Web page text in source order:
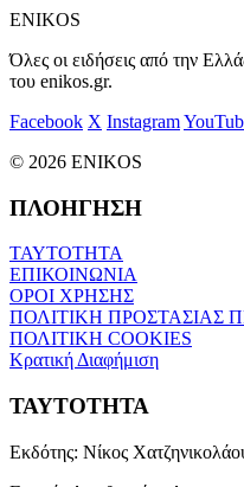
ENIKOS
Όλες οι ειδήσεις από την
του enikos.gr.
Facebook X Instagram
© 2026 ENIKOS
ΠΛΟΗΓΗΣΗ
ΤΑΥΤΟΤΗΤΑ
ΕΠΙΚΟΙΝΩΝΙΑ
ΟΡΟΙ ΧΡΗΣΗΣ
ΠΟΛΙΤΙΚΗ ΠΡΟΣΤΑΣΙΑΣ
ΠΟΛΙΤΙΚΗ COOKIES
Κρατική Διαφήμιση
ΤΑΥΤΟΤΗΤΑ
Εκδότης: Νίκος